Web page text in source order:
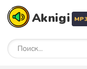
Aknigi MP3